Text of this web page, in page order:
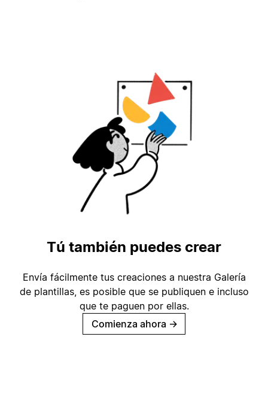
Tú también puedes crear
Envía fácilmente tus creaciones a nuestra Galería
de plantillas, es posible que se publiquen e incluso
que te paguen por ellas.
Comienza ahora →